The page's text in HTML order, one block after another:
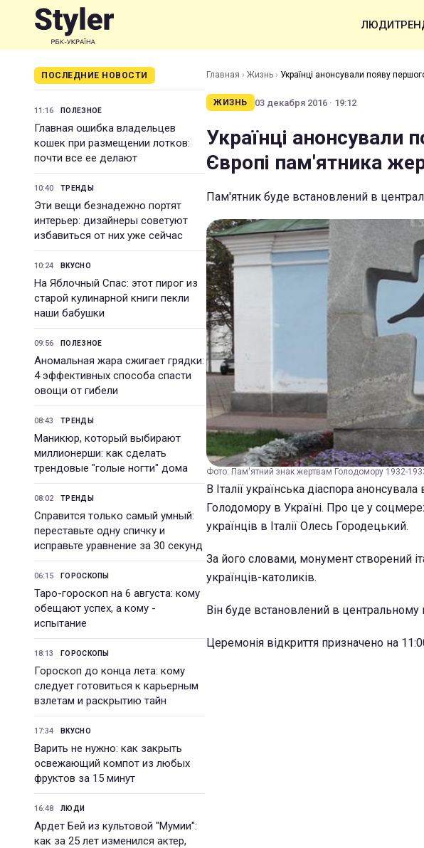
ЛЮДИ
ПОСЛЕДНИЕ НОВОСТИ
11:16 ПОЛЕЗНОЕ
Главная ошибка владельцев
кошек при размещении лотков:
почти все ее делают
10:40 ТРЕНДЫ
Эти вещи безнадежно портят
интерьер: дизайнеры советуют
избавиться от них уже сейчас
10:24 ВКУСНО
На Яблочный Спас: этот пирог из
старой кулинарной книги пекли
наши бабушки
09:56 ПОЛЕЗНОЕ
Аномальная жара сжигает грядки:
4 эффективных способа спасти
овощи от гибели
08:43 ТРЕНДЫ
Маникюр, который выбирают
миллионерши: как сделать
трендовые "голые ногти" дома
08:02 ТРЕНДЫ
Справится только самый умный:
переставьте одну спичку и
исправьте уравнение за 30 секунд
06:15 ГОРОСКОПЫ
Таро-гороскоп на 6 августа: кому
обещают успех, а кому -
испытание
18:13 ГОРОСКОПЫ
Гороскоп до конца лета: кому
следует готовиться к карьерным
взлетам и раскрытию тайн
17:34 ВКУСНО
Варить не нужно: как закрыть
освежающий компот из любых
фруктов за 15 минут
16:48 ЛЮДИ
Ардет Бей из культовой "Мумии":
как за 25 лет изменился актер,
Главная › Жизнь › Українці анонсували появу
ЖИЗНЬ 03 декабря 2016 · 19:12
Українці анонсували
Європі пам'ятника
Пам'ятник буде встановлений в
Фото: Пам'ятний знак жертвам Голодомору 1932-
В Італії українська діаспора
Голодомору в Україні. Про це у
українців в Італії Олесь Городецький.
За його словами, монумент створений
українців-католиків.
Він буде встановлений в центральному
Церемонія відкриття призначено на